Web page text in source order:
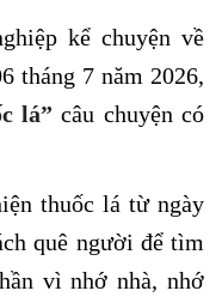
kể chuyện về
tháng 7 năm 2026,
lá” câu chuyện có
thuốc lá từ ngày
quê người để tìm
vì nhớ nhà, nhớ